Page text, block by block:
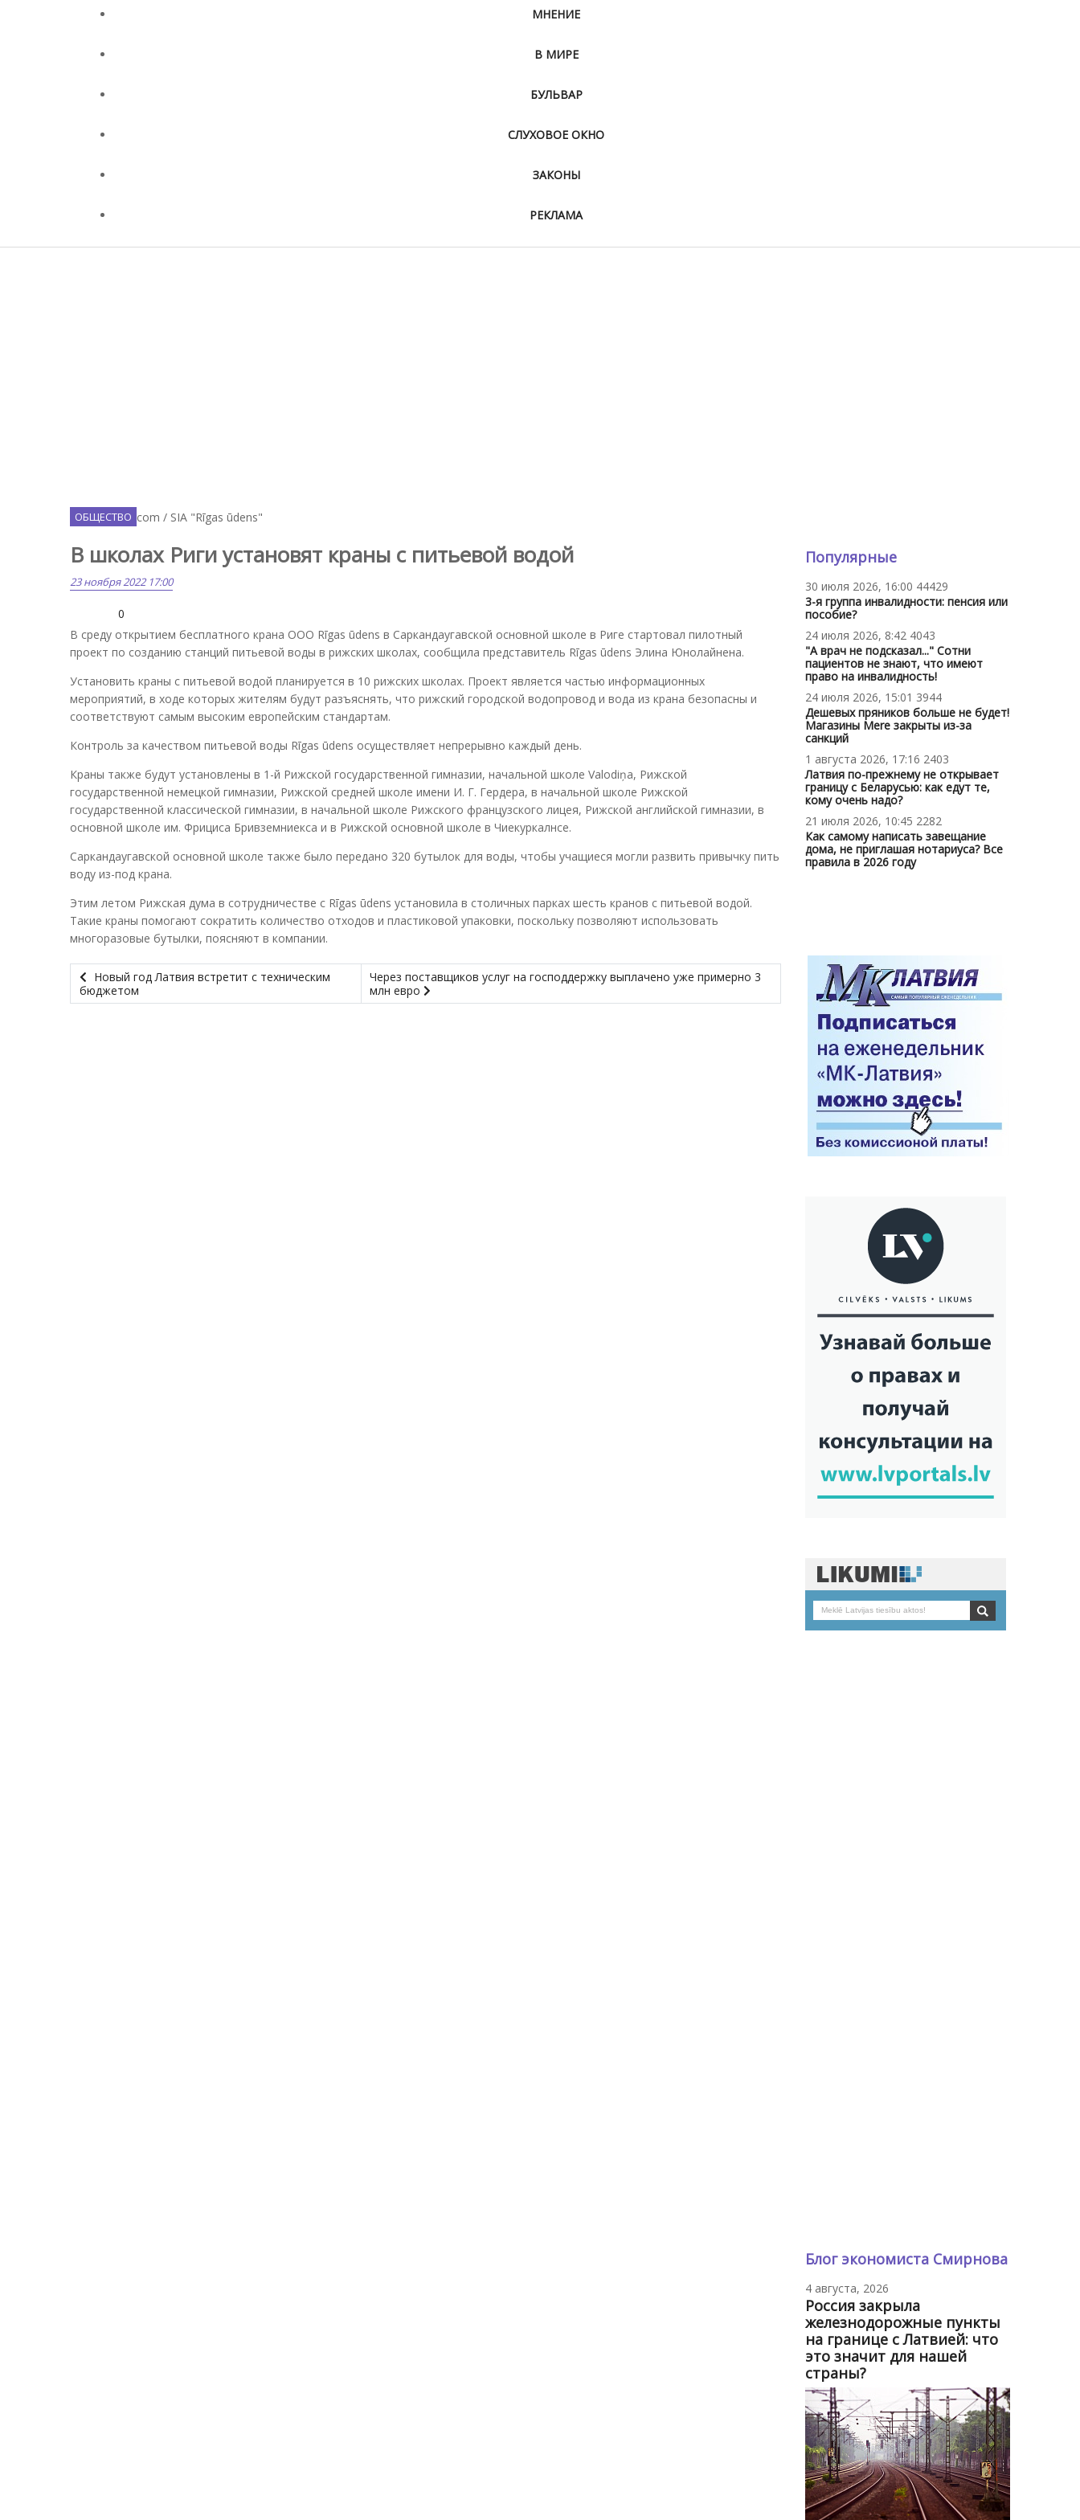
МНЕНИЕ
В МИРЕ
БУЛЬВАР
СЛУХОВОЕ ОКНО
ЗАКОНЫ
РЕКЛАМА
ОБЩЕСТВО
В школах Риги установят краны с питьевой водой
23 ноября 2022 17:00
0
В среду открытием бесплатного крана ООО Rīgas ūdens в Саркандаугавской основной школе в Риге стартовал пилотный
проект по созданию станций питьевой воды в рижских школах, сообщила представитель Rīgas ūdens Элина Юнолайнена.
Установить краны с питьевой водой планируется в 10 рижских школах. Проект является частью информационных
мероприятий, в ходе которых жителям будут разъяснять, что рижский городской водопровод и вода из крана безопасны и
соответствуют самым высоким европейским стандартам.
Контроль за качеством питьевой воды Rīgas ūdens осуществляет непрерывно каждый день.
Краны также будут установлены в 1-й Рижской государственной гимназии, начальной школе Valodiņa, Рижской
государственной немецкой гимназии, Рижской средней школе имени И. Г. Гердера, в начальной школе Рижской
государственной классической гимназии, в начальной школе Рижского французского лицея, Рижской английской гимназии, в
основной школе им. Фрициса Бривземниекса и в Рижской основной школе в Чиекуркалнсе.
Саркандаугавской основной школе также было передано 320 бутылок для воды, чтобы учащиеся могли развить привычку пить
воду из-под крана.
Этим летом Рижская дума в сотрудничестве с Rīgas ūdens установила в столичных парках шесть кранов с питьевой водой.
Такие краны помогают сократить количество отходов и пластиковой упаковки, поскольку позволяют использовать
многоразовые бутылки, поясняют в компании.
Новый год Латвия встретит с техническим
бюджетом
Через поставщиков услуг на господдержку выплачено уже примерно 3
млн евро
Популярные
30 июля 2026, 16:00 44429
3-я группа инвалидности: пенсия или
пособие?
24 июля 2026, 8:42 4043
"А врач не подсказал..." Сотни
пациентов не знают, что имеют
право на инвалидность!
24 июля 2026, 15:01 3944
Дешевых пряников больше не будет!
Магазины Mere закрыты из-за
санкций
1 августа 2026, 17:16 2403
Латвия по-прежнему не открывает
границу с Беларусью: как едут те,
кому очень надо?
21 июля 2026, 10:45 2282
Как самому написать завещание
дома, не приглашая нотариуса? Все
правила в 2026 году
Блог экономиста Смирнова
4 августа, 2026
Россия закрыла
железнодорожные пункты
на границе с Латвией: что
это значит для нашей
страны?